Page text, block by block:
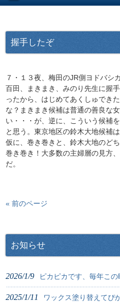
握手したぞ
７・１３夜、梅田のJR側ヨドバシ
百田、まきまき、みのり先生に握
ったから、はじめてあくしゅで
な？まきまき候補は普通の善良な
い・・・が、逆に、こういう候補
と思う。東京地区の鈴木大地候補
仮に、巻き巻きと、鈴木大地のど
巻き巻き！大多数の主婦層の見方
だ。
« 前のページ
お知らせ
2026/1/9 ピカピカです、毎年この
2025/1/11 ワックス塗り替えてぴ